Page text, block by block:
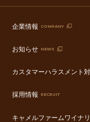
企業情報 COMPANY
お知らせ NEWS
カスタマーハラスメント
採用情報 RECRUIT
キャメルファームワイナ